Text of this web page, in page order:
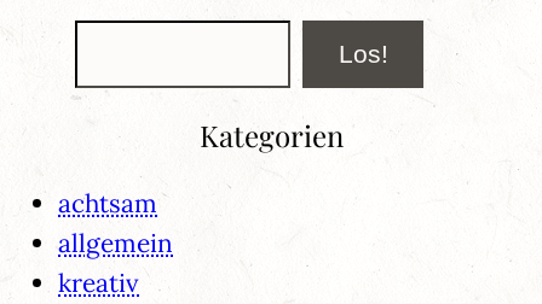
Suchen Los!
Kategorien
achtsam
allgemein
kreativ